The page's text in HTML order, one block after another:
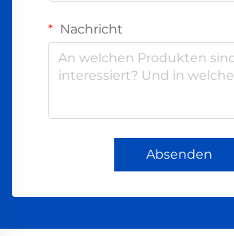
Nachricht
Absenden